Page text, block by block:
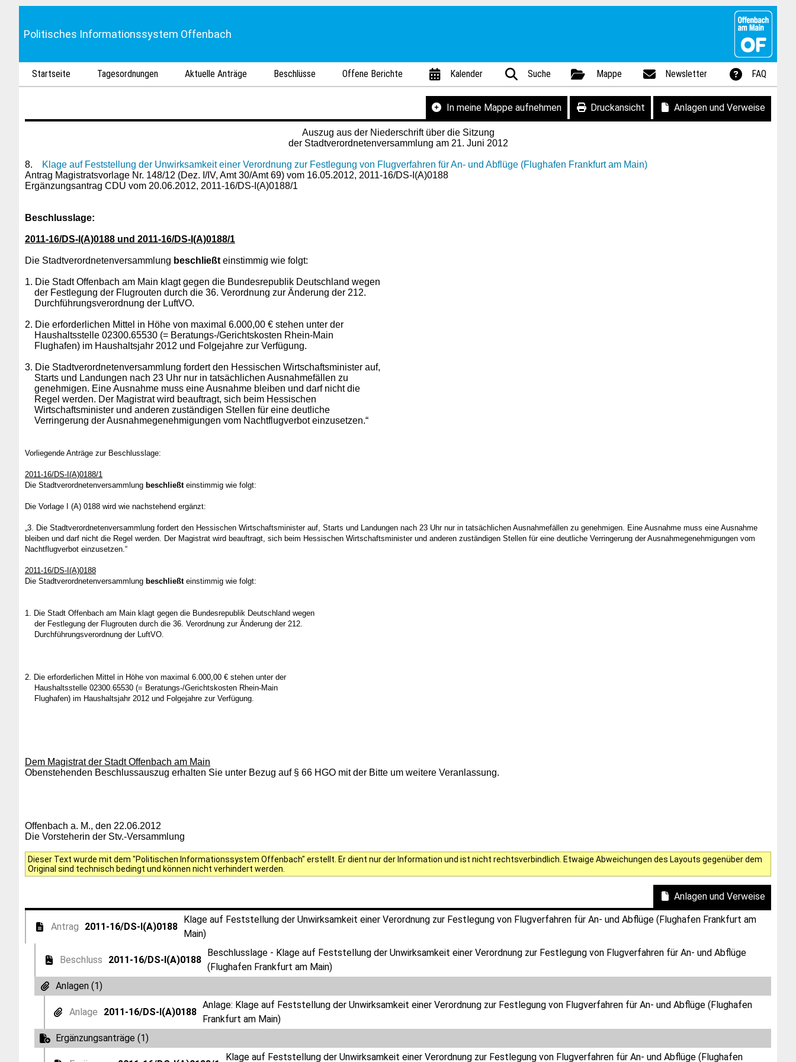
Politisches Informationssystem Offenbach
Startseite Tagesordnungen Aktuelle Anträge Beschlüsse Offene Berichte Kalender Suche Mappe Newsletter FAQ
In meine Mappe aufnehmen Druckansicht Anlagen und Verweise
Auszug aus der Niederschrift über die Sitzung
der Stadtverordnetenversammlung am 21. Juni 2012
8.
Klage auf Feststellung der Unwirksamkeit einer Verordnung zur Festlegung von Flugverfahren für An- und Abflüge (Flughafen Frankfurt am Main)
Antrag Magistratsvorlage Nr. 148/12 (Dez. I/IV, Amt 30/Amt 69) vom 16.05.2012, 2011-16/DS-I(A)0188
Ergänzungsantrag CDU vom 20.06.2012, 2011-16/DS-I(A)0188/1
Beschlusslage:
2011-16/DS-I(A)0188 und 2011-16/DS-I(A)0188/1
Die Stadtverordnetenversammlung beschließt einstimmig wie folgt:
1. Die Stadt Offenbach am Main klagt gegen die Bundesrepublik Deutschland wegen
der Festlegung der Flugrouten durch die 36. Verordnung zur Änderung der 212.
Durchführungsverordnung der LuftVO.
2. Die erforderlichen Mittel in Höhe von maximal 6.000,00 € stehen unter der
Haushaltsstelle 02300.65530 (= Beratungs-/Gerichtskosten Rhein-Main
Flughafen) im Haushaltsjahr 2012 und Folgejahre zur Verfügung.
3. Die Stadtverordnetenversammlung fordert den Hessischen Wirtschaftsminister auf,
Starts und Landungen nach 23 Uhr nur in tatsächlichen Ausnahmefällen zu
genehmigen. Eine Ausnahme muss eine Ausnahme bleiben und darf nicht die
Regel werden. Der Magistrat wird beauftragt, sich beim Hessischen
Wirtschaftsminister und anderen zuständigen Stellen für eine deutliche
Verringerung der Ausnahmegenehmigungen vom Nachtflugverbot einzusetzen.“
Vorliegende Anträge zur Beschlusslage:
2011-16/DS-I(A)0188/1
Die Stadtverordnetenversammlung beschließteinstimmig wie folgt:
Die Vorlage I (A) 0188 wird wie nachstehend ergänzt:
„3. Die Stadtverordnetenversammlung fordert den Hessischen Wirtschaftsminister auf, Starts und Landungen nach 23 Uhr nur in tatsächlichen Ausnahmefällen zu genehmigen. Eine Ausnahme muss eine Ausnahme
bleiben und darf nicht die Regel werden. Der Magistrat wird beauftragt, sich beim Hessischen Wirtschaftsminister und anderen zuständigen Stellen für eine deutliche Verringerung der Ausnahmegenehmigungen vom
Nachtflugverbot einzusetzen.“
2011-16/DS-I(A)0188
Die Stadtverordnetenversammlung beschließteinstimmig wie folgt:
1. Die Stadt Offenbach am Main klagt gegen die Bundesrepublik Deutschland wegen
der Festlegung der Flugrouten durch die 36. Verordnung zur Änderung der 212.
Durchführungsverordnung der LuftVO.
2. Die erforderlichen Mittel in Höhe von maximal 6.000,00 € stehen unter der
Haushaltsstelle 02300.65530 (= Beratungs-/Gerichtskosten Rhein-Main
Flughafen) im Haushaltsjahr 2012 und Folgejahre zur Verfügung.
Dem Magistrat der Stadt Offenbach am Main
Obenstehenden Beschlussauszug erhalten Sie unter Bezug auf § 66 HGO mit der Bitte um weitere Veranlassung.
Offenbach a. M., den 22.06.2012
Die Vorsteherin der Stv.-Versammlung
Dieser Text wurde mit dem "Politischen Informationssystem Offenbach" erstellt. Er dient nur der Information und ist nicht rechtsverbindlich. Etwaige Abweichungen des Layouts gegenüber dem
Original sind technisch bedingt und können nicht verhindert werden.
Anlagen und Verweise
Antrag 2011-16/DS-I(A)0188
Klage auf Feststellung der Unwirksamkeit einer Verordnung zur Festlegung von Flugverfahren für An- und Abflüge (Flughafen Frankfurt am
Main)
Beschluss 2011-16/DS-I(A)0188
Beschlusslage - Klage auf Feststellung der Unwirksamkeit einer Verordnung zur Festlegung von Flugverfahren für An- und Abflüge
(Flughafen Frankfurt am Main)
Anlagen (1)
Anlage 2011-16/DS-I(A)0188
Anlage: Klage auf Feststellung der Unwirksamkeit einer Verordnung zur Festlegung von Flugverfahren für An- und Abflüge (Flughafen
Frankfurt am Main)
Ergänzungsanträge (1)
Klage auf Feststellung der Unwirksamkeit einer Verordnung zur Festlegung von Flugverfahren für An- und Abflüge (Flughafen